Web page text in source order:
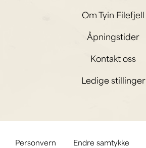
Om Tyin Filefjell
Åpningstider
Kontakt oss
Ledige stillinger
Personvern Endre samtykke